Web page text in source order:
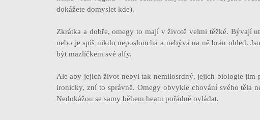
dokážete domyslet kde).
Zkrátka a dobře, omegy to mají v životě velmi těžké. Bývají
nebo je spíš nikdo neposlouchá a nebývá na ně brán ohled.
být mazlíčkem své alfy.
Ale aby jejich život nebyl tak nemilosrdný, jejich biologie jim
ironicky, zní to správně. Omegy obvykle chování svého těla
Nedokážou se samy během heatu pořádně ovládat.